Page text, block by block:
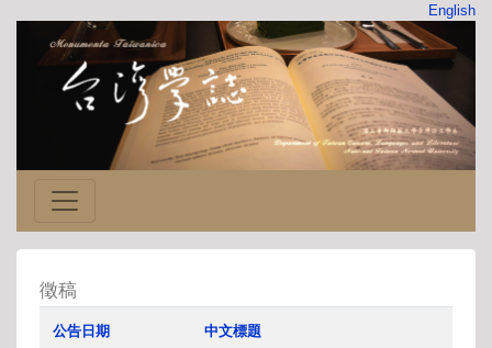
English
徵稿
公告日期 中文標題